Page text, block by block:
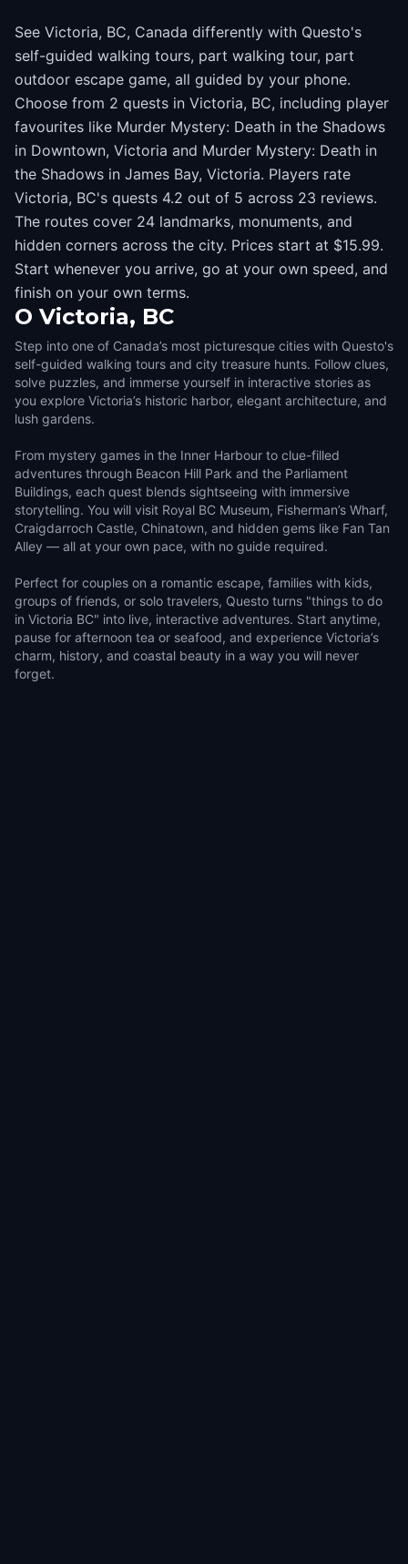
See Victoria, BC, Canada differently with Questo's
self-guided walking tours, part walking tour, part
outdoor escape game, all guided by your phone.
Choose from 2 quests in Victoria, BC, including player
favourites like Murder Mystery: Death in the Shadows
in Downtown, Victoria and Murder Mystery: Death in
the Shadows in James Bay, Victoria. Players rate
Victoria, BC's quests 4.2 out of 5 across 23 reviews.
The routes cover 24 landmarks, monuments, and
hidden corners across the city. Prices start at $15.99.
Start whenever you arrive, go at your own speed, and
finish on your own terms.
O Victoria, BC
Step into one of Canada’s most picturesque cities with Questo's
self-guided walking tours and city treasure hunts. Follow clues,
solve puzzles, and immerse yourself in interactive stories as
you explore Victoria’s historic harbor, elegant architecture, and
lush gardens.
From mystery games in the Inner Harbour to clue-filled
adventures through Beacon Hill Park and the Parliament
Buildings, each quest blends sightseeing with immersive
storytelling. You will visit Royal BC Museum, Fisherman’s Wharf,
Craigdarroch Castle, Chinatown, and hidden gems like Fan Tan
Alley — all at your own pace, with no guide required.
Perfect for couples on a romantic escape, families with kids,
groups of friends, or solo travelers, Questo turns "things to do
in Victoria BC" into live, interactive adventures. Start anytime,
pause for afternoon tea or seafood, and experience Victoria’s
charm, history, and coastal beauty in a way you will never
forget.